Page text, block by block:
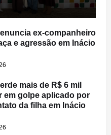
ex-companheiro
e agressão em Inácio
mais de R$ 6 mil
em golpe aplicado por
da filha em Inácio